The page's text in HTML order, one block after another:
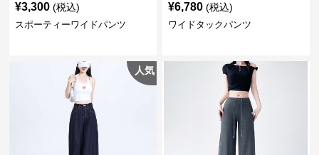
¥3,300 (税込)
スポーティーワイドパンツ
¥6,780 (税込)
ワイドタックパンツ
人気